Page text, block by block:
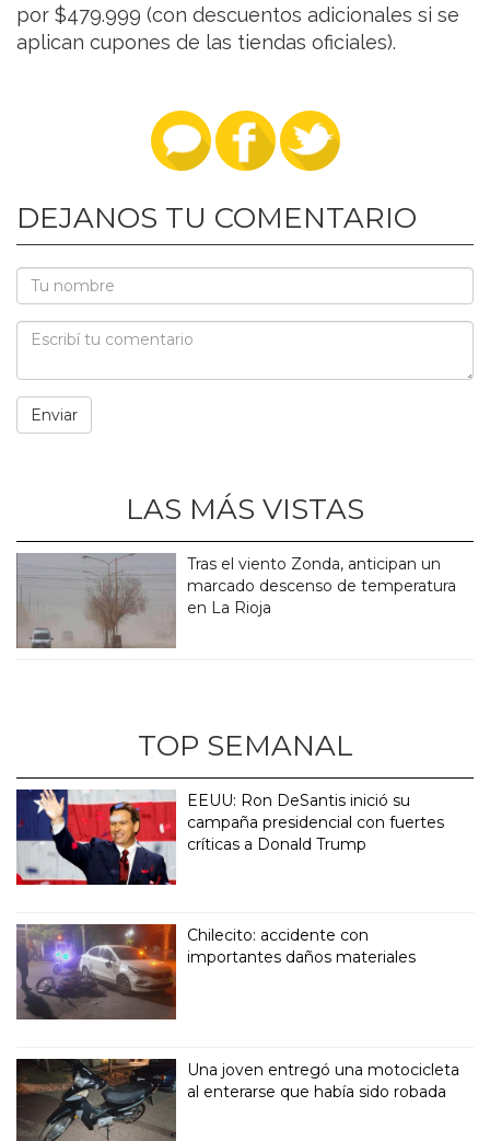
por $479.999 (con descuentos adicionales si se
aplican cupones de las tiendas oficiales).
DEJANOS TU COMENTARIO
LAS MÁS VISTAS
Tras el viento Zonda, anticipan un
marcado descenso de temperatura
en La Rioja
TOP SEMANAL
EEUU: Ron DeSantis inició su
campaña presidencial con fuertes
críticas a Donald Trump
Chilecito: accidente con
importantes daños materiales
Una joven entregó una motocicleta
al enterarse que había sido robada